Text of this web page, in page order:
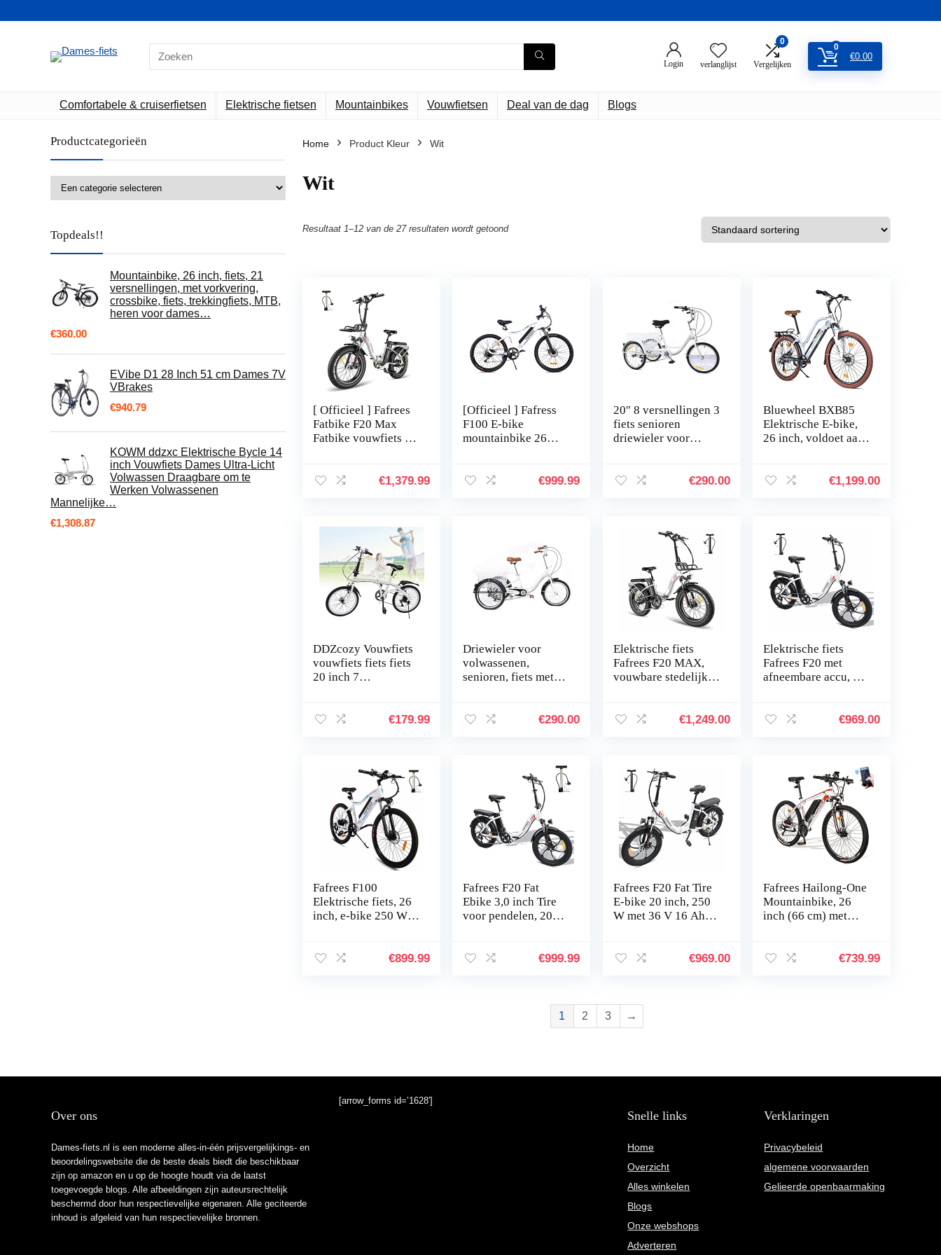
Search
for:
Login verlanglijst
0
Vergelijken
0
€0.00
Comfortabele & cruiserfietsen Elektrische fietsen Mountainbikes Vouwfietsen Deal van de dag Blogs
Productcategorieën
Topdeals!!
Mountainbike, 26 inch, fiets, 21
versnellingen, met vorkvering,
crossbike, fiets, trekkingfiets, MTB,
heren voor dames…
€360.00
EVibe D1 28 Inch 51 cm Dames 7V
VBrakes
€940.79
KOWM ddzxc Elektrische Bycle 14
inch Vouwfiets Dames Ultra-Licht
Volwassen Draagbare om te
Werken Volwassenen
Mannelijke…
€1,308.87
Home Product Kleur ‎Wit
‎Wit
Resultaat 1–12 van de 27 resultaten wordt getoond
[ Officieel ] Fafrees
Fatbike F20 Max
Fatbike vouwfiets 20
mountainbike heren
€1,379.99
[Officieel ] Fafress
F100 E-bike
mountainbike 26
A accu elektrische
€999.99
20″ 8 versnellingen 3
fiets senioren
driewieler voor
reizen tricycle met
€290.00
Bluewheel BXB85
Elektrische E-bike,
26 inch, voldoet aan
naafmotor, Shimano
€1,199.00
DDZcozy Vouwfiets
vouwfiets fiets fiets
20 inch 7
Folding Bike Up to
€179.99
Driewieler voor
volwassenen,
senioren, fiets met
single snelheid, wit,
€290.00
Elektrische fiets
Fafrees F20 MAX,
vouwbare stedelijke
heren eletrische…
€1,249.00
Elektrische fiets
Fafrees F20 met
afneembare accu, 36
3,0, geschikt voor
€969.00
Fafrees F100
Elektrische fiets, 26
inch, e-bike 250 W,
uitneembare 48 V
€899.99
Fafrees F20 Fat
Ebike 3,0 inch Tire
voor pendelen, 20
Ah accu, 250 W€999.99
Fafrees F20 Fat Tire
E-bike 20 inch, 250
W met 36 V 16 Ah
bike 25 km/u,
€969.00
Fafrees Hailong-One
Mountainbike, 26
inch (66 cm) met
voor pendelen,
€739.99
1 2 3 →
Over ons
Dames-fiets.nl is een moderne alles-in-één prijsvergelijkings- en
beoordelingswebsite die de beste deals biedt die beschikbaar
zijn op amazon en u op de hoogte houdt via de laatst
toegevoegde blogs. Alle afbeeldingen zijn auteursrechtelijk
beschermd door hun respectievelijke eigenaren. Alle geciteerde
inhoud is afgeleid van hun respectievelijke bronnen.
[arrow_forms id=’1628′]
Snelle links
Home
Overzicht
Alles winkelen
Blogs
Onze webshops
Adverteren
Verklaringen
Privacybeleid
algemene voorwaarden
Gelieerde openbaarmaking